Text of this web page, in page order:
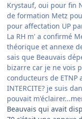
Krystauf, oui pour fin
de formation Metz
pour affectation UP
La RH m' a confirmé
théorique et annexe
sais que Beauvais
bizarre car je ne vois
conducteurs de ETNP
INTERCITE? je suis
pouvait
Beauvais qui avait